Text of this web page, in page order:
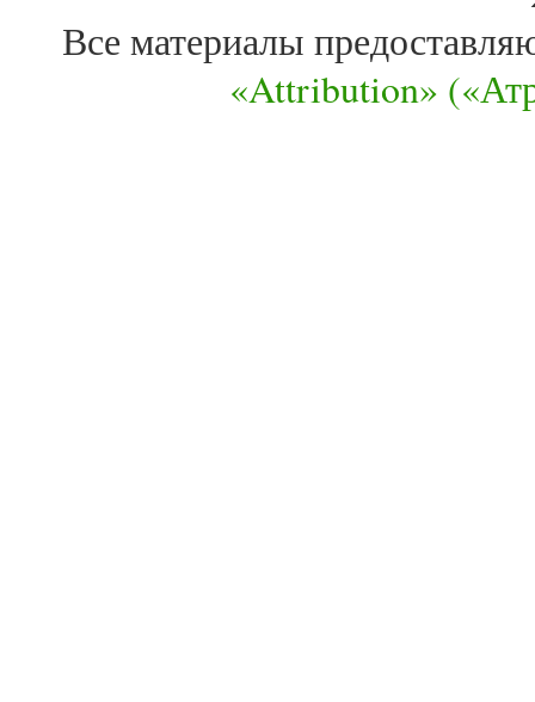
Все материалы
«Attribution»